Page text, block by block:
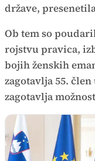
države,
Ob tem so
rojstvu pravica,
bojih ženskih
zagotavlja 55.
zagotavlja